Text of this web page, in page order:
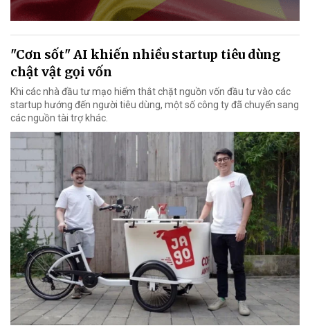
"Cơn sốt" AI khiến nhiều startup tiêu dùng
chật vật gọi vốn
Khi các nhà đầu tư mạo hiểm thắt chặt nguồn vốn đầu tư vào các
startup hướng đến người tiêu dùng, một số công ty đã chuyển sang
các nguồn tài trợ khác.